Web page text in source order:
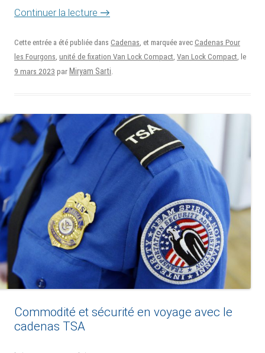
Continuer la lecture →
Cette entrée a été publiée dans Cadenas , et marquée avec Cadenas Pour
les Fourgons unité de fixation Van Lock Compact Van Lock Compact , le
9 mars 2023 par Miryam Sarti
Commodité et sécurité en voyage avec le
cadenas TSA